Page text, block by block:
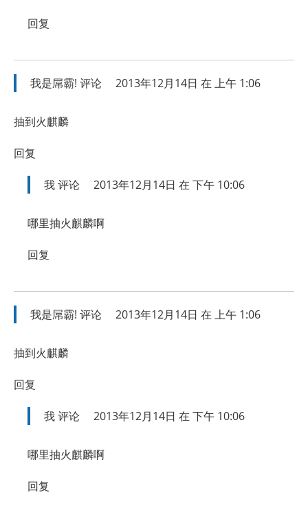
回复
我是屌霸! 评论 2013年12月14日 在 上午 1:06
抽到火麒麟
回复
我评论 2013年12月14日 在 下午 10:06
哪里抽火麒麟啊
回复
我是屌霸! 评论 2013年12月14日 在 上午 1:06
抽到火麒麟
回复
我评论 2013年12月14日 在 下午 10:06
哪里抽火麒麟啊
回复